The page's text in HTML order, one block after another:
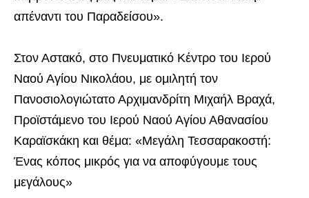
απέναντι του Παραδείσου».
Στον Αστακό, στο Πνευματικό Κέντρο του Ιερού
Ναού Αγίου Νικολάου, με ομιλητή τον
Πανοσιολογιώτατο Αρχιμανδρίτη Μιχαήλ Βραχά,
Προϊστάμενο του Ιερού Ναού Αγίου Αθανασίου
Καραϊσκάκη και θέμα: «Μεγάλη Τεσσαρακοστή:
Ένας κόπος μικρός για να αποφύγουμε τους
μεγάλους»